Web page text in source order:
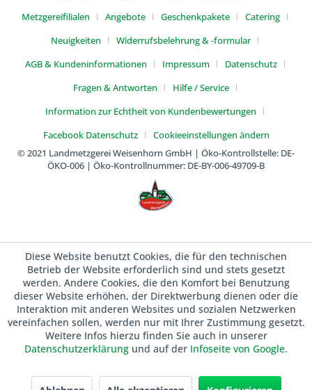
Metzgereifilialen
Angebote Geschenkpakete
Catering
Neuigkeiten
Widerrufsbelehrung & -formular
AGB & Kundeninformationen
Impressum
Datenschutz
Fragen & Antworten
Hilfe / Service
Information zur Echtheit von Kundenbewertungen
Facebook Datenschutz
Cookieeinstellungen ändern
© 2021 Landmetzgerei Weisenhorn GmbH | Öko-Kontrollstelle: DE-
ÖKO-006 | Öko-Kontrollnummer: DE-BY-006-49709-B
Diese Website benutzt Cookies, die für den technischen
Betrieb der Website erforderlich sind und stets gesetzt
werden. Andere Cookies, die den Komfort bei Benutzung
dieser Website erhöhen, der Direktwerbung dienen oder die
Interaktion mit anderen Websites und sozialen Netzwerken
vereinfachen sollen, werden nur mit Ihrer Zustimmung gesetzt.
Weitere Infos hierzu finden Sie auch in unserer
Datenschutzerklärung und auf der Infoseite von Google.